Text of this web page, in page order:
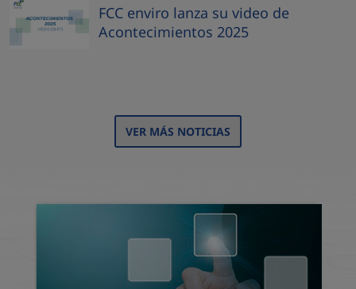
FCC enviro lanza su video de
Acontecimientos 2025
VER MÁS NOTICIAS